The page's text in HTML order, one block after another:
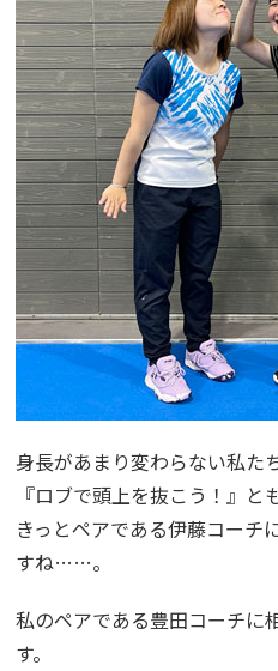
身長があまり変わらない私たち
『ロブで頭上を抜こう！』と
きっとペアである伊藤コーチ
すね……。
私のペアである豊田コーチに
す。